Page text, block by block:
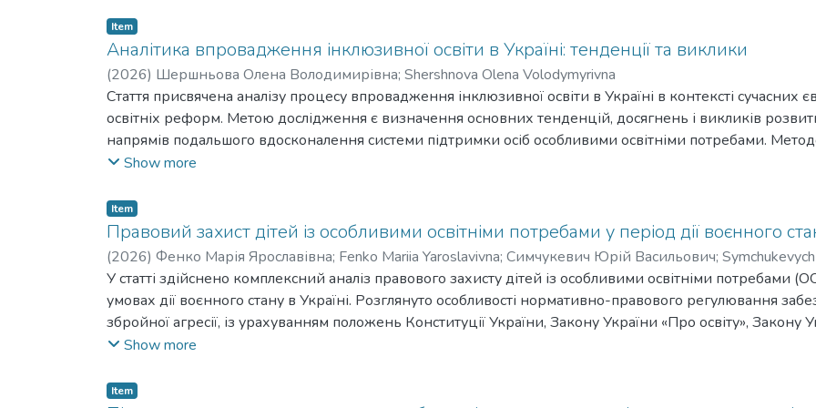
Item
Аналітика впровадження інклюзивної освіти в Україні: тенденції та виклики
(2026) Шершньова Олена Володимирівна; Shershnova Olena Volodymyrivna
Стаття присвячена аналізу процесу впровадження інклюзивної освіти в Україні в контексті
освітніх реформ. Метою дослідження є визначення основних тенденцій, досягнень і викликів
напрямів подальшого вдосконалення системи підтримки осіб особливими освітніми потребами.
порівняльний і системний підходи, що дали змогу узагальнити досвід упровадження інклюзивних
про поступовий перехід від моделі інтеграції, що передбачала адаптацію дитини до наявної освітньої
орієнтована на створення умов, здатних задовольнити освітні потреби кожного здобувача освіти.
доступу, партнерства, толерантності, поваги до різноманітності та прийняття індивідуальності. У
як активний учасник освітнього середовища, що має право на повноцінний розвиток, соціалізацію
нерівномірність розвитку інклюзивних практик у регіонах України, що зумовлено соціально-
чинниками. Недостатньо налагодженою залишається міжвідомча співпраця між освітніми, медичними
залежить комплексність підтримки дитини. Ці фактори визначають потребу у формуванні цілісної
інклюзивної освіти в Україні залежить від комплексної державної політики, підвищення професійної
позитивного суспільного ставлення до інклюзії та розширення можливостей ресурсного
Show more
Item
Правовий захист дітей із особливими освітніми потребами у період дії воєнного
(2026) Фенко Марія Ярославівна; Fenko Mariia Yaroslavivna; Симчукевич Юрій Васильович;
У статті здійснено комплексний аналіз правового захисту дітей із особливими освітніми потребами
умовах дії воєнного стану в Україні. Розглянуто особливості нормативно-правового регулювання
збройної агресії, із урахуванням положень Конституції України, Закону України «Про освіту», Закону
України «Про охорону дитинства» тощо. Визначено ключові гарантії держави щодо забезпечення
інклюзивної освіти та загальних питань правового регулювання освітньої діяльності в умовах війни,
Show more
Item